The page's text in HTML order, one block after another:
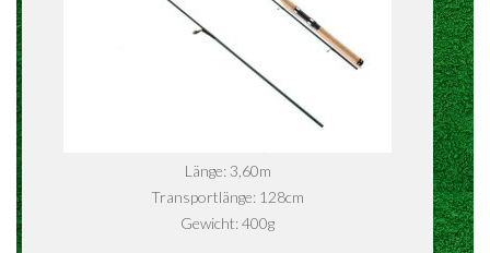
Länge: 3,60m
Transportlänge: 128cm
Gewicht: 400g